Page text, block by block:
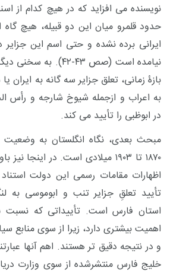
نویسنده می افزاید که در هیچ کدام از
حدود قلمرو میان این دو قبیله، هیچ
ایرانی برده نشده و حتی اسم این جزایر
نیامده است (صص ۴۳-۴۲).
بازۀ زمانی، تعلق جزایر سه گانه به ایران
به اعراب و ازجمله شیوخ شارجه و رأس
در ابوظبی را تأیید می کند.
مبحث بعدی، نگاه انگلستان به وضعیت
۱۸۷۰ تا ۱۹۰۳ میلادی است. در اینجا
اظهارات مقامات رسمی این دولت
تأیید تعلقِ جزایر تنب و ابوموسی به
استان فارس است. تأییداتی که نسبت
اهمیت بیشتری دارد، زیرا از سوی منابع
و در نتیجه دقیق تر هستند. اهم آنها
خلیج فارس منتشرشده از سوی وزارت